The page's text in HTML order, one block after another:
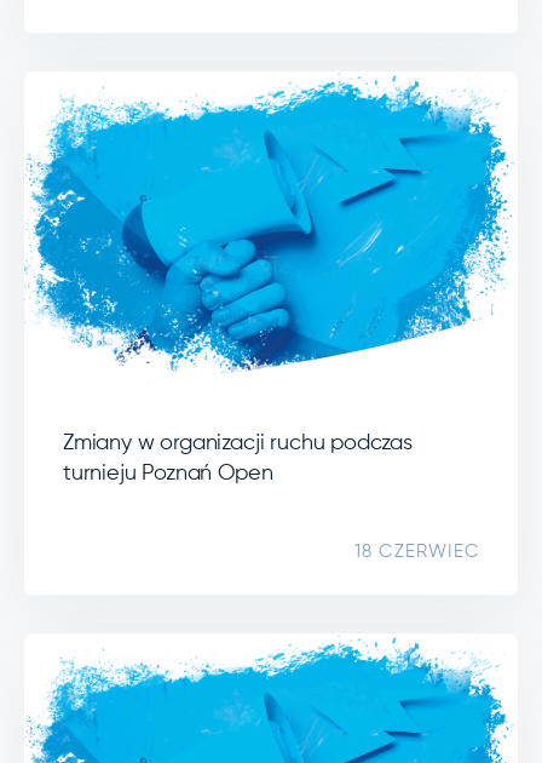
Zmiany w organizacji ruchu podczas
turnieju Poznań Open
18 CZERWIEC